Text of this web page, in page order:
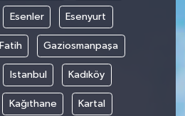
Esenler Esenyurt
Fatih Gaziosmanpaşa
Istanbul Kadıköy
Kağıthane Kartal